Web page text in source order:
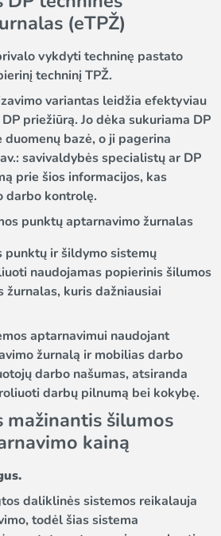
(eTPŽ)
vykdyti techninę pastato
techninį TPŽ.
variantas leidžia efektyviau
priežiūrą. Jo dėka sukuriama DP
bazė, o ji pagerina
savivaldybės specialistų ar DP
prie šios informacijos, kas
darbo kontrolę.
punktų aptarnavimo žurnalas
punktų ir šildymo sistemų
naudojamas popierinis šilumos
kuris dažniausiai
aptarnavimui naudojant
žurnalą ir mobilias darbo
darbo našumas, atsiranda
darbų pilnumą bei kokybę.
mažinantis šilumos
kainą
daliklinės sistemos reikalauja
todėl šias sistema